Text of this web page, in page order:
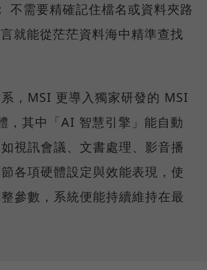
不需要精確記住檔名或資料夾路
就能從茫茫資料海中精準查找
，MSI 更導入獨家研發的 MSI
，其中「AI 智慧引擎」能自動
視訊會議、文書處理、影音播
各項硬體設定與效能表現，使
參數，系統便能持續維持在最